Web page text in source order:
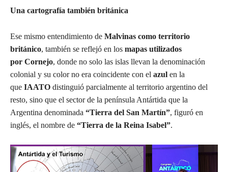
Una cartografía también británica
Ese mismo entendimiento de Malvinas como territorio
británico, también se reflejó en los mapas utilizados
por Cornejo, donde no solo las islas llevan la denominación
colonial y su color no era coincidente con el azul en la
que IAATO distinguió parcialmente al territorio argentino del
resto, sino que el sector de la península Antártida que la
Argentina denominada “Tierra del San Martín”, figuró en
inglés, el nombre de “Tierra de la Reina Isabel”.